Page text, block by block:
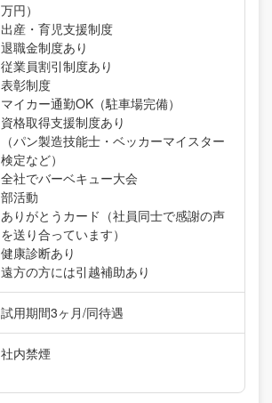
万円）
出産・育児支援制度
退職金制度あり
従業員割引制度あり
表彰制度
マイカー通勤OK（駐車場完備）
資格取得支援制度あり
（パン製造技能士・ベッカーマイスター
検定など）
全社でバーベキュー大会
部活動
ありがとうカード（社員同士で感謝の声
を送り合っています）
健康診断あり
遠方の方には引越補助あり
試用期間3ヶ月/同待遇
社内禁煙